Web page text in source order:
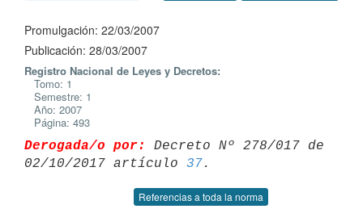
Promulgación: 22/03/2007
Publicación: 28/03/2007
Registro Nacional de Leyes y Decretos:
Tomo: 1
Semestre: 1
Año: 2007
Página: 493
Derogada/o por:
Decreto Nº 278/017 de
02/10/2017 artículo 37
Referencias a toda la norma